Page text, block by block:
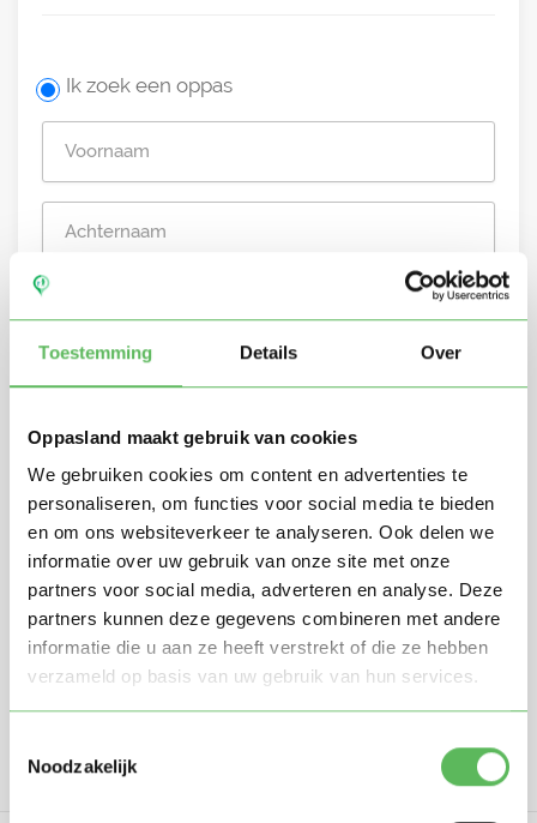
Toestemming Details Over
Oppasland maakt gebruik van cookies
We gebruiken cookies om content en advertenties te
personaliseren, om functies voor social media te bieden
en om ons websiteverkeer te analyseren. Ook delen we
informatie over uw gebruik van onze site met onze
partners voor social media, adverteren en analyse. Deze
partners kunnen deze gegevens combineren met andere
informatie die u aan ze heeft verstrekt of die ze hebben
verzameld op basis van uw gebruik van hun services.
Noodzakelijk
Ik zoek een oppas
Stuur mij nieuwe profielen in mijn omgeving per
e-mail
Door te registreren ga je akkoord met deAlgemene
voorwaardenvan Oppasland.
Gratis aanmelden